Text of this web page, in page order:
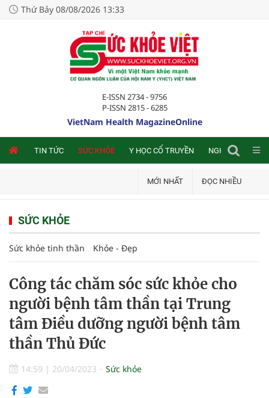
Thứ Bảy 08/08/2026 13:33
E-ISSN 2734 - 9756
P-ISSN 2815 - 6285
VietNam Health MagazineOnline
TIN TỨC SỨC KHỎE Y HỌC CỔ TRUYỀN NGHIÊN CỨU
MỚI NHẤT ĐỌC NHIỀU
SỨC KHỎE
Sức khỏe tinh thần Khỏe - Đẹp
Công tác chăm sóc sức khỏe cho
người bệnh tâm thần tại Trung
tâm Điều dưỡng người bệnh tâm
thần Thủ Đức
14:59 | 20/04/2023 Sức khỏe